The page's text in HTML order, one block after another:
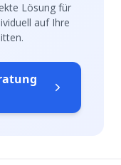
Lösung für
auf Ihre